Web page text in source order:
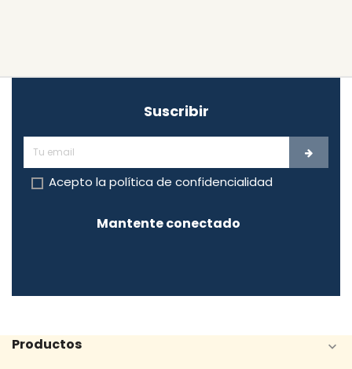
Suscribir
Acepto la política de confidencialidad
Mantente conectado
Productos 